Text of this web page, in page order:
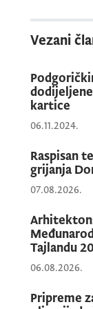
EYCA
asocijacije
Ova
of the
- digitalnu
fizičke
platformu
Vezani
kartice
06.11.2024.
Raspisan
grijanja
07.08.2026.
Tajlandu
06.08.2026.
Pripreme